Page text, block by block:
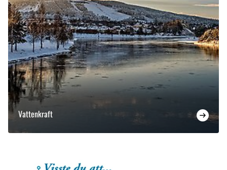
Vattenkraft